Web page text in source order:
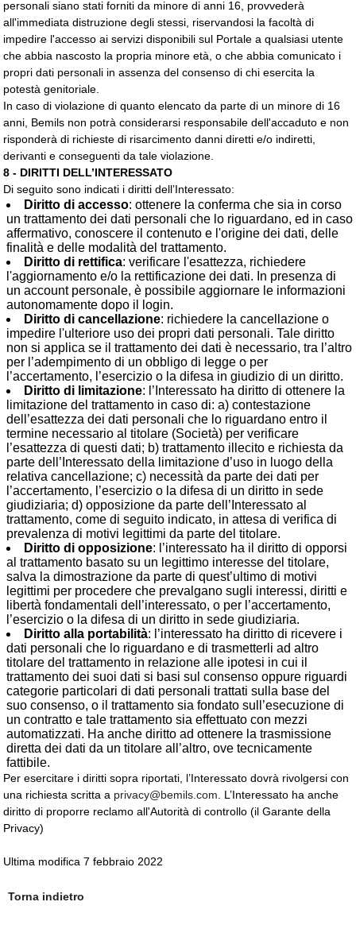
personali siano stati forniti da minore di anni 16, provvederà
all'immediata distruzione degli stessi, riservandosi la facoltà di
impedire l'accesso ai servizi disponibili sul Portale a qualsiasi utente
che abbia nascosto la propria minore età, o che abbia comunicato i
propri dati personali in assenza del consenso di chi esercita la
potestà genitoriale.
In caso di violazione di quanto elencato da parte di un minore di 16
anni, Bemils non potrà considerarsi responsabile dell'accaduto e non
risponderà di richieste di risarcimento danni diretti e/o indiretti,
derivanti e conseguenti da tale violazione.
8 - DIRITTI DELL’INTERESSATO
Di seguito sono indicati i diritti dell’Interessato:
Diritto di accesso: ottenere la conferma che sia in corso
un trattamento dei dati personali che lo riguardano, ed in caso
affermativo, conoscere il contenuto e l'origine dei dati, delle
finalità e delle modalità del trattamento.
Diritto di rettifica: verificare l'esattezza, richiedere
l'aggiornamento e/o la rettificazione dei dati. In presenza di
un account personale, è possibile aggiornare le informazioni
autonomamente dopo il login.
Diritto di cancellazione: richiedere la cancellazione o
impedire l'ulteriore uso dei propri dati personali. Tale diritto
non si applica se il trattamento dei dati è necessario, tra l’altro
per l’adempimento di un obbligo di legge o per
l’accertamento, l’esercizio o la difesa in giudizio di un diritto.
Diritto di limitazione: l’Interessato ha diritto di ottenere la
limitazione del trattamento in caso di: a) contestazione
dell’esattezza dei dati personali che lo riguardano entro il
termine necessario al titolare (Società) per verificare
l’esattezza di questi dati; b) trattamento illecito e richiesta da
parte dell’Interessato della limitazione d’uso in luogo della
relativa cancellazione; c) necessità da parte dei dati per
l’accertamento, l’esercizio o la difesa di un diritto in sede
giudiziaria; d) opposizione da parte dell’Interessato al
trattamento, come di seguito indicato, in attesa di verifica di
prevalenza di motivi legittimi da parte del titolare.
Diritto di opposizione: l’interessato ha il diritto di opporsi
al trattamento basato su un legittimo interesse del titolare,
salva la dimostrazione da parte di quest’ultimo di motivi
legittimi per procedere che prevalgano sugli interessi, diritti e
libertà fondamentali dell’interessato, o per l’accertamento,
l’esercizio o la difesa di un diritto in sede giudiziaria.
Diritto alla portabilità: l’interessato ha diritto di ricevere i
dati personali che lo riguardano e di trasmetterli ad altro
titolare del trattamento in relazione alle ipotesi in cui il
trattamento dei suoi dati si basi sul consenso oppure riguardi
categorie particolari di dati personali trattati sulla base del
suo consenso, o il trattamento sia fondato sull’esecuzione di
un contratto e tale trattamento sia effettuato con mezzi
automatizzati. Ha anche diritto ad ottenere la trasmissione
diretta dei dati da un titolare all’altro, ove tecnicamente
fattibile.
Per esercitare i diritti sopra riportati, l’Interessato dovrà rivolgersi con
una richiesta scritta a privacy@bemils.com . L’Interessato ha anche
diritto di proporre reclamo all'Autorità di controllo (il Garante della
Privacy)
Ultima modifica 7 febbraio 2022
Torna indietro